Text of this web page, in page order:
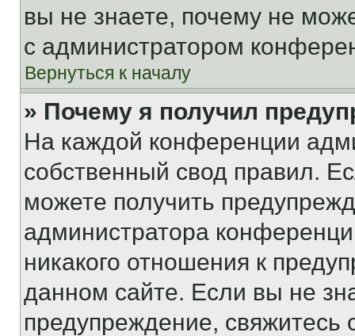
вы не знаете, почему не
с администратором
Вернуться к началу
» Почему я получил
На каждой конференции
собственный свод правил.
можете получить
администратора
никакого отношения к
данном сайте. Если вы не
предупреждение,